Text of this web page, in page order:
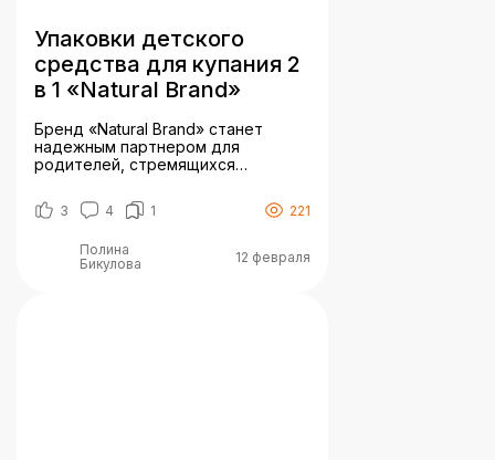
Упаковки детского
средства для купания 2
в 1 «Natural Brand»
Бренд «Natural Brand» станет
надежным партнером для
родителей, стремящихся
уход с использованием
безопасных и натуральных
бренда детских шампуней «Natural
Brand» включает молодых
3 4 1 221
Полина
Бикулова
12 февраля